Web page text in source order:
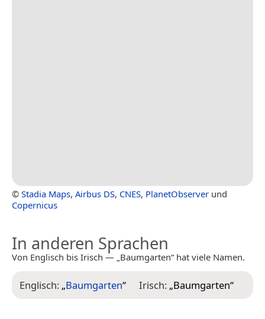
© Stadia Maps, Airbus DS, CNES, PlanetObserver und
Copernicus
In anderen Sprachen
Von Englisch bis Irisch — „Baumgarten“ hat viele Namen.
Englisch: „Baumgarten“ Irisch: „Baumgarten“